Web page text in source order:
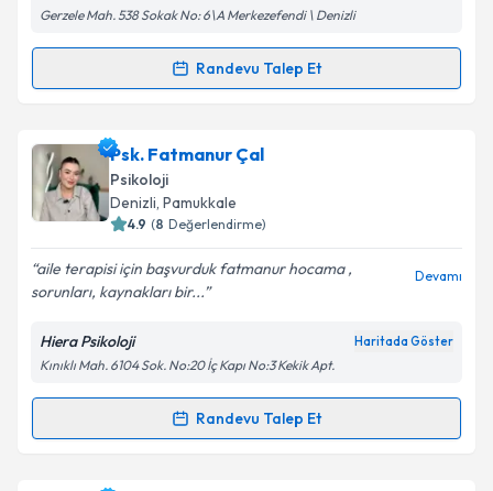
Kişisel verilerimin işlenmesine ilişkinAydınlatma
kapsamda işlenmesini kabul ediyorum.
Takvim Talebini Gönder
Gerzele Mah. 538 Sokak No: 6\A Merkezefendi \ Denizli
Randevu Talep Et
Randevu Takvimi Talebi
Psk. Selin Alkış Ayten için randevu takvimi talebi
oluşturun. Size bu uzmandan randevu almanız için bir
takvim hazırlandığında e-posta ile bilgilendireceğiz.
Kişisel verilerimin işlenmesine ilişkin
Aydınlatma
Metni'ni okudum ve kişisel verilerimin belirtilen
kapsamda işlenmesini kabul ediyorum.
Psk. Fatmanur Çal
Psikoloji
Denizli, Pamukkale
4.9 (8 Değerlendirme)
aile terapisi için başvurduk fatmanur hocama ,
sorunları, kaynakları bir...
Devamı
Hiera Psikoloji Haritada Göster
Kınıklı Mah. 6104 Sok. No:20 İç Kapı No:3 Kekik Apt.
Randevu Talep Et
Randevu Takvimi Talebi